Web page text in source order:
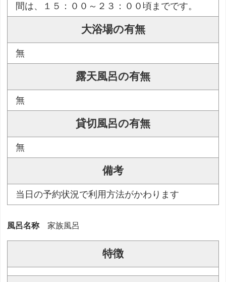
間は、１５：００～２３：００頃までです。
大浴場の有無
無
露天風呂の有無
無
貸切風呂の有無
無
備考
当日の予約状況で利用方法がかわります
風呂名称 家族風呂
特徴